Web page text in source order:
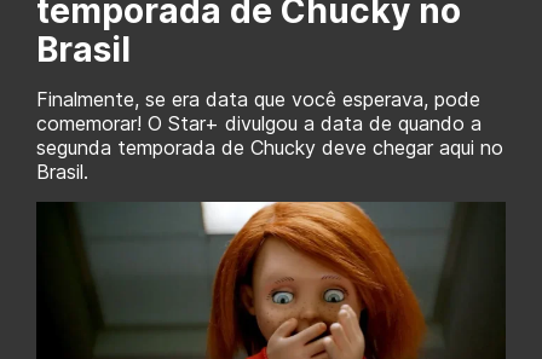
temporada de Chucky no
Brasil
Finalmente, se era data que você esperava, pode
comemorar! O Star+ divulgou a data de quando a
segunda temporada de Chucky deve chegar aqui no
Brasil.